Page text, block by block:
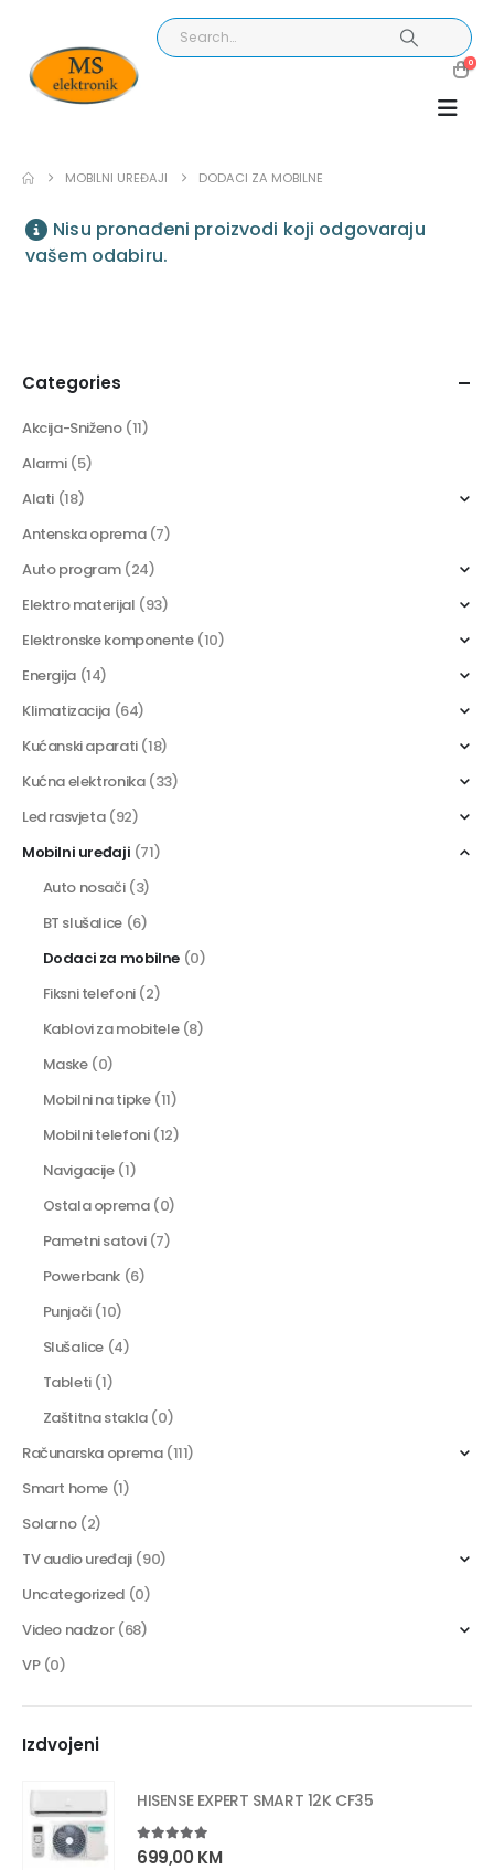
0
MOBILNI UREĐAJI DODACI ZA MOBILNE
Nisu pronađeni proizvodi koji odgovaraju
vašem odabiru.
Categories
Akcija-Sniženo (11)
Alarmi (5)
Alati (18)
Antenska oprema (7)
Auto program (24)
Elektro materijal (93)
Elektronske komponente (10)
Energija (14)
Klimatizacija (64)
Kućanski aparati (18)
Kućna elektronika (33)
Led rasvjeta (92)
Mobilni uređaji (71)
Auto nosači (3)
BT slušalice (6)
Dodaci za mobilne (0)
Fiksni telefoni (2)
Kablovi za mobitele (8)
Maske (0)
Mobilni na tipke (11)
Mobilni telefoni (12)
Navigacije (1)
Ostala oprema (0)
Pametni satovi (7)
Powerbank (6)
Punjači (10)
Slušalice (4)
Tableti (1)
Zaštitna stakla (0)
Računarska oprema (111)
Smart home (1)
Solarno (2)
TV audio uređaji (90)
Uncategorized (0)
Video nadzor (68)
VP (0)
Izdvojeni
HISENSE EXPERT SMART 12K CF35
5.00 out of 5
699,00 KM